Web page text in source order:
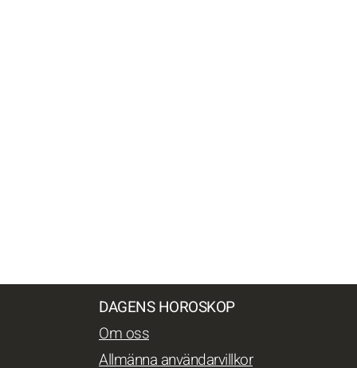
DAGENS HOROSKOP
Om oss
Allmänna användarvillkor